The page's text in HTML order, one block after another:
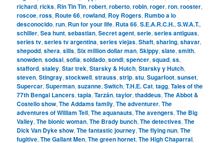
richard,ricks, Rin Tin Tin,robert,roberto,robin,roger,ron,rooster,
roscoe,ross, Route 66,rowland, Roy Rogers, Rumbo a lo
desconocido,run, Run for your life, Ruta 66,S.E.A.R.C.H.,S.W.A.T.,
schiller,Sea hunt,sebastian,Secret agent,serie,series antiguas,
series tv,series tv argentina,series viejas,Shaft,sharing,shavar,
shepodd,shera,sills,Six million dollar man,Skippy,slate,smith,
snowden,sodsai,sofia,soldado,sondi,spencer,squad,ss,
stafford,staley,Star trek,Starsky & Hutch,Starsky y Hutch,
steven,Stingray,stockwell,strauss,strip,stu,Sugarfoot,sunset,
Supercar,Superman,suzanne,Switch,T.H.E. Cat,tagg,Tales of the
77th Bengal Lancers,tapia,Tarzán,taylor,thaddeus,The Abbot &
Costello show,The Addams family,The adventurer,The
adventures of William Tell,The aquanauts,The avengers,The Big
Valley,The bionic woman,The Brady bunch,The detectives,The
Dick Van Dyke show,The fantastic journey,The flying nun,The
fugitive,The Gallant Men,The green hornet,The High Chaparral,